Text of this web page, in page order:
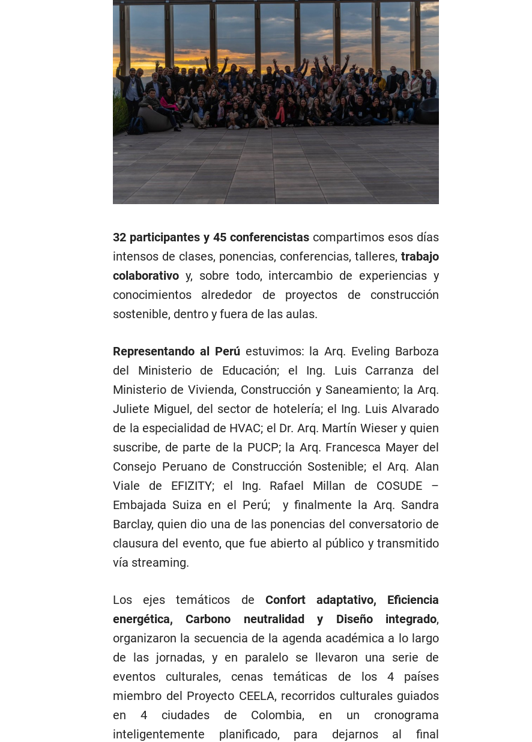
32 participantes y 45 conferencistas compartimos esos días
intensos de clases, ponencias, conferencias, talleres, trabajo
colaborativo y, sobre todo, intercambio de experiencias y
conocimientos alrededor de proyectos de construcción
sostenible, dentro y fuera de las aulas.
Representando al Perúestuvimos: la Arq. Eveling Barboza
del Ministerio de Educación; el Ing. Luis Carranza del
Ministerio de Vivienda, Construcción y Saneamiento; la Arq.
Juliete Miguel, del sector de hotelería; el Ing. Luis Alvarado
de la especialidad de HVAC; el Dr. Arq. Martín Wieser y quien
suscribe, de parte de la PUCP; la Arq. Francesca Mayer del
Consejo Peruano de Construcción Sostenible; el Arq. Alan
Viale de EFIZITY; el Ing. Rafael Millan de COSUDE –
Embajada Suiza en el Perú; y finalmente la Arq. Sandra
Barclay, quien dio una de las ponencias del conversatorio de
clausura del evento, que fue abierto al público y transmitido
vía streaming.
Los ejes temáticos de Confort adaptativo, Eficiencia
energética, Carbono neutralidad y Diseño integrado,
organizaron la secuencia de la agenda académica a lo largo
de las jornadas, y en paralelo se llevaron una serie de
eventos culturales, cenas temáticas de los 4 países
miembro del Proyecto CEELA, recorridos culturales guiados
en 4 ciudades de Colombia, en un cronograma
inteligentemente planificado, para dejarnos al final